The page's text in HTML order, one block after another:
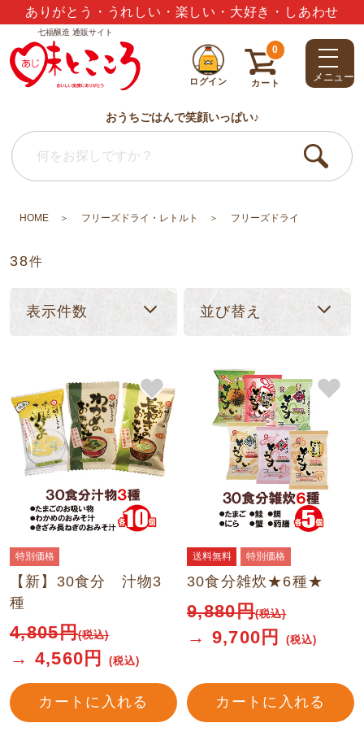
夏のギフトセット3,000円以上で送料無料
ありがとう・うれしい・楽しい・大好き・しあわせ
七福醸造 通販サイト
ログイン
0
カート メニュー
おうちごはんで笑顔いっぱい♪
HOME フリーズドライ・レトルト フリーズドライ
38件
表示件数 並び替え
特別価格
【新】30食分 汁物3
種
4,805円(税込)
→ 4,560 円(税込)
カートに入れる
送料無料 特別価格
30食分雑炊★6種★
9,880円(税込)
→ 9,700 円(税込)
カートに入れる